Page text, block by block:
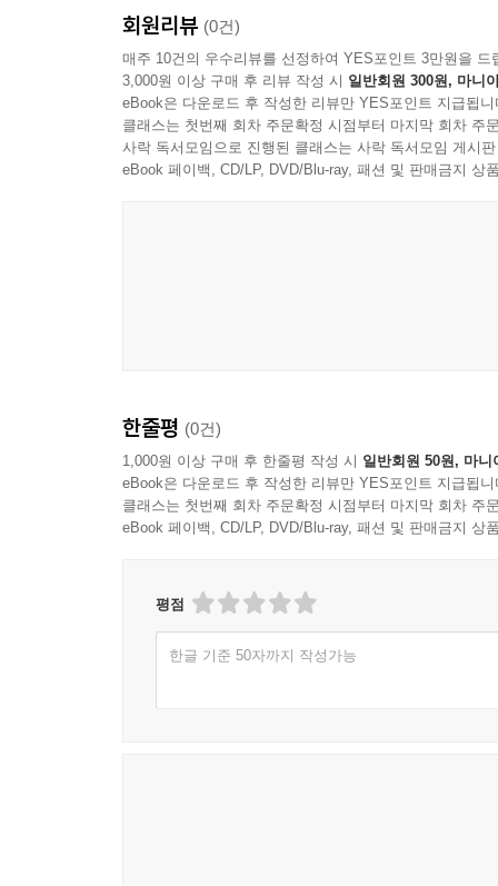
색 서술의 모호성과 한계
색 표현의 표준화 필요성
명명과 기억의 관계
번역과 로컬라이징 이슈
5장 색채 조화와 관계 표현
6장 색채 정보의 표준과 표기
색 공간과 좌표 개념
RGB와 CMYK의 차이
Lab 기반의 지각적 기준
허용오차와 색 차이 개념
문서화와 기록 규칙
디스플레이 색 재현의 특성
회원리뷰 (0건)
매주 10건의 우수리뷰를 선정하여 YES포인트 3만원을 드
3,000원 이상 구매 후 리뷰 작성 시 일반회원 300원, 마니
eBook은 다운로드 후 작성한 리뷰만 YES포인트 지급됩니
클래스는 첫번째 회차 주문확정 시점부터 마지막 회차 주
사락 독서모임으로 진행된 클래스는 사락 독서모임 게시
eBook 페이백, CD/LP, DVD/Blu-ray, 패션 및 판매금지 상
한줄평 (0건)
1,000원 이상 구매 후 한줄평 작성 시 일반회원 50원, 마니
eBook은 다운로드 후 작성한 리뷰만 YES포인트 지급됩니
클래스는 첫번째 회차 주문확정 시점부터 마지막 회차 주
eBook 페이백, CD/LP, DVD/Blu-ray, 패션 및 판매금지 상
평점
한글 기준 50자까지 작성가능